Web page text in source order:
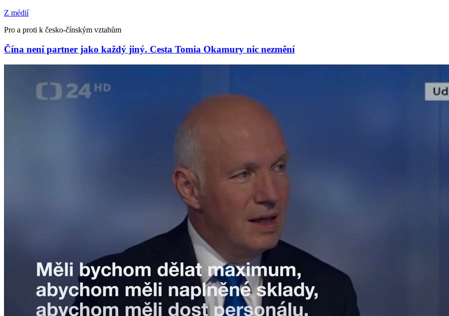
Z médií
Pro a proti k česko-čínským vztahům
Čína není partner jako každý jiný. Cesta Tomia Okamury nic nezmění